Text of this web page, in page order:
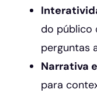
do público
perguntas
Narrativa
para